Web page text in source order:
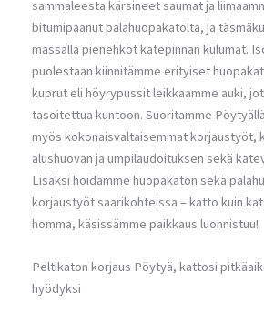
sammaleesta kärsineet saumat ja
bitumipaanut palahuopakatolta, ja
massalla pienehköt katepinnan kulumat.
puolestaan kiinnitämme erityiset
kuprut eli höyrypussit leikkaamme auki,
tasoitettua kuntoon. Suoritamme
myös kokonaisvaltaisemmat korjaustyöt,
alushuovan ja umpilaudoituksen sekä
Lisäksi hoidamme huopakaton sekä
korjaustyöt saarikohteissa – katto kuin
homma, käsissämme paikkaus luonnistuu!
Peltikaton korjaus Pöytyä, kattosi
hyödyksi